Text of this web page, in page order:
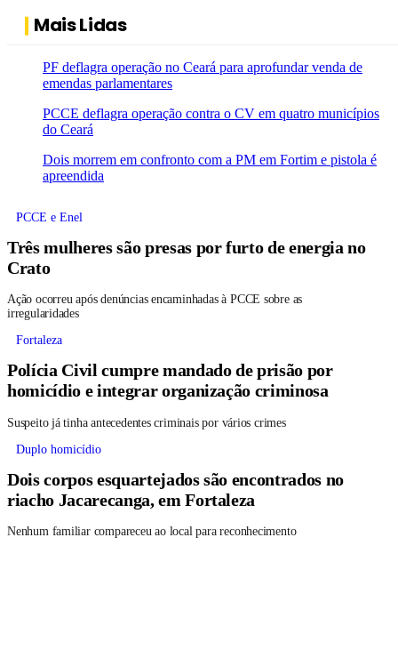
Mais Lidas
PF deflagra operação no Ceará para aprofundar venda de
emendas parlamentares
PCCE deflagra operação contra o CV em quatro municípios
do Ceará
Dois morrem em confronto com a PM em Fortim e pistola é
apreendida
PCCE e Enel
Três mulheres são presas por furto de energia no
Crato
Ação ocorreu após denúncias encaminhadas à PCCE sobre as
irregularidades
Fortaleza
Polícia Civil cumpre mandado de prisão por
homicídio e integrar organização criminosa
Suspeito já tinha antecedentes criminais por vários crimes
Duplo homicídio
Dois corpos esquartejados são encontrados no
riacho Jacarecanga, em Fortaleza
Nenhum familiar compareceu ao local para reconhecimento